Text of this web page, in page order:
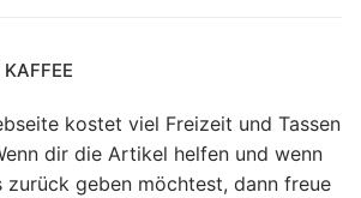
kostet viel Freizeit und Tassen
dir die Artikel helfen und wenn
zurück geben möchtest, dann freue